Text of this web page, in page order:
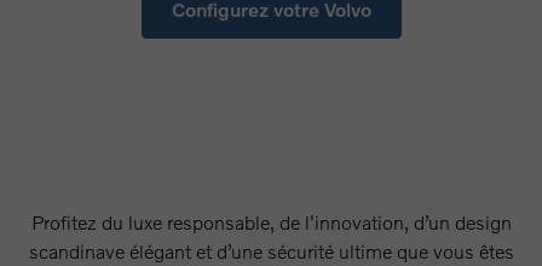
Configurez votre Volvo
Profitez du luxe responsable, de l'innovation, d’un design
scandinave élégant et d’une sécurité ultime que vous êtes